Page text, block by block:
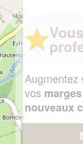
?
d'affaireset
de